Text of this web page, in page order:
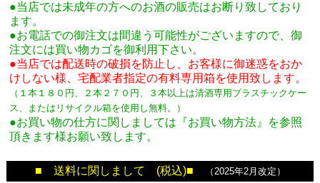
●当店では未成年の方へのお酒の販売はお断り致しており
ます。
●お電話での御注文は間違う可能性がございますので、御
注文には買い物カゴを御利用下さい。
●当店では配送時の破損を防止し、お客様に御迷惑をおか
けしない様、宅配業者指定の有料専用箱を使用致します。
（１本１８０円、２本２７０円、３本以上は清酒専用プラスチックケー
ス、またはリサイクル箱を使用し無料。
）
●お買い物の仕方に関しましては『お買い物方法』を参照
頂きます様お願い致します。
■ 送料に関しまして (税込)■ （2025年2月改定）